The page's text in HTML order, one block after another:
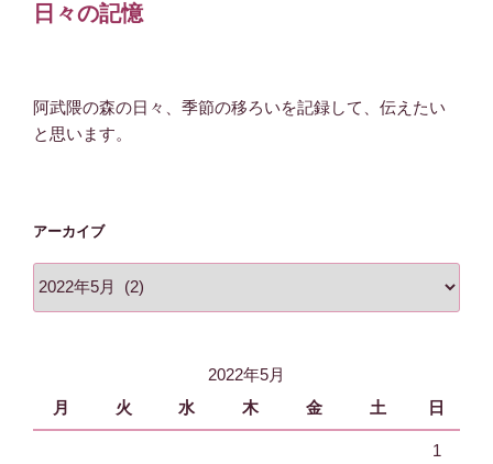
日々の記憶
阿武隈の森の日々、季節の移ろいを記録して、伝えたい
と思います。
アーカイブ
2022年5月
月
火 水 木 金 土 日
1